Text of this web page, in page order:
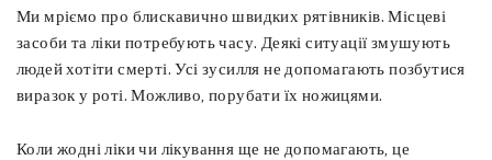
Ми мріємо про блискавично швидких рятівників. Місцеві
засоби та ліки потребують часу. Деякі ситуації змушують
людей хотіти смерті. Усі зусилля не допомагають позбутися
виразок у роті. Можливо, порубати їх ножицями.
Коли жодні ліки чи лікування ще не допомагають, це